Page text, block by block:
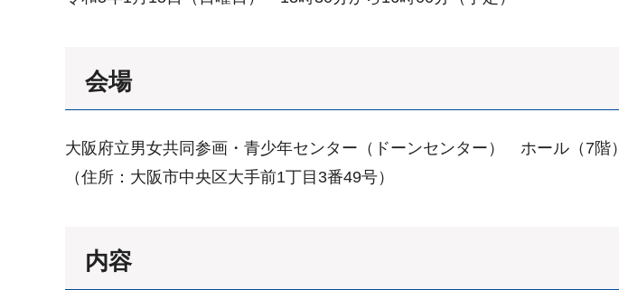
会場
大阪府立男女共同参画・青少年センター（ドーンセンター） ホール（7階）
（住所：大阪市中央区大手前1丁目3番49号）
内容